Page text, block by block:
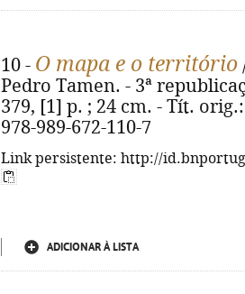
10 - O mapa e o território
Pedro Tamen. - 3ª
379, [1] p. ; 24 cm. - Tít.
978-989-672-110-7
Link persistente: http://
ADICIONAR À LISTA